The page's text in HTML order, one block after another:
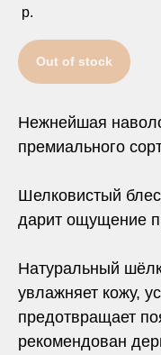
р.
Out of stock
Нежнейшая
премиального
Шелковистый
дарит ощущение
Натуральный
увлажняет кожу,
предотвращает
рекомендован